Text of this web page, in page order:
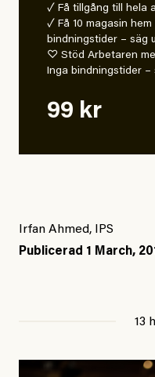
✓ Få tillgång till hela
✓ Få 10 magasin
bindningstider – säg
♡ Stöd Arbetaren
Inga bindningstider –
99 kr
Irfan Ahmed, IPS
Publicerad 1 March,
13